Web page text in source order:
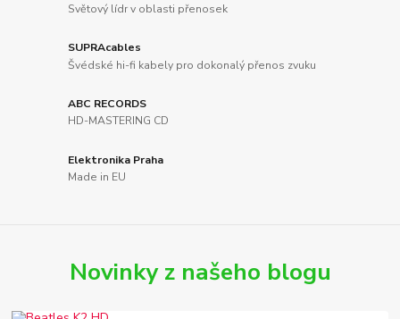
Světový lídr v oblasti přenosek
SUPRAcables
Švédské hi-fi kabely pro dokonalý přenos zvuku
ABC RECORDS
HD-MASTERING CD
Elektronika Praha
Made in EU
Novinky z našeho blogu